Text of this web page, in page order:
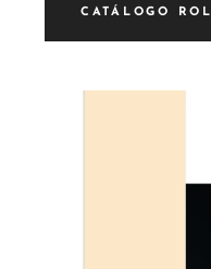
CATÁLOGO